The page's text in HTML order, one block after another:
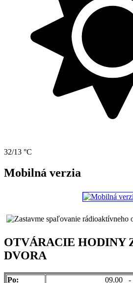
32/13 °C
Mobilná verzia
OTVÁRACIE HODINY
DVORA
Po:
09.00 -